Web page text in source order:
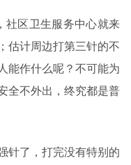
社区卫生服务中心就来
估计周边打第三针的不
能作什么呢？不可能为
全不外出，终究都是普
针了，打完没有特别的